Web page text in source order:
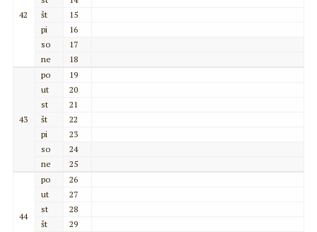
42
št
15
pi
16
so
17
ne
18
43
po
19
ut
20
st
21
št
22
pi
23
so
24
ne
25
44
po
26
ut
27
st
28
št
29